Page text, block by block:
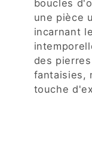
boucles
une pièce
incarnant
des
fantaisies,
touche